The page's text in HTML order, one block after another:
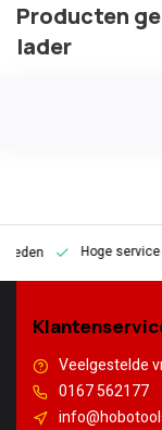
Producten
lader
Hoge service-
Veelgestelde
0167 562177